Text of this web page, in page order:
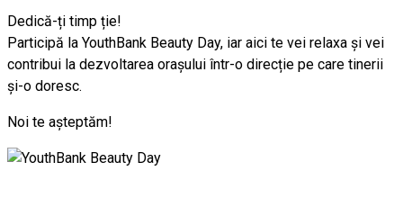
Dedică-ți timp ție!
Participă la YouthBank Beauty Day, iar aici te vei relaxa și vei
contribui la dezvoltarea orașului într-o direcție pe care tinerii
și-o doresc.
Noi te așteptăm!